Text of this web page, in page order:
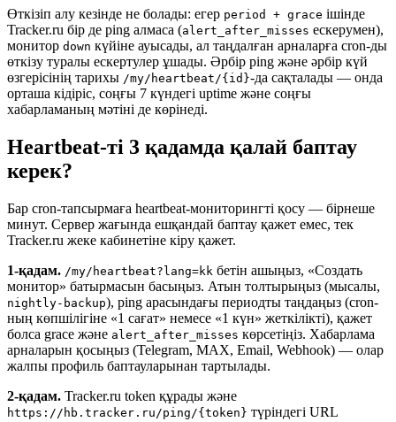
Өткізіп алу кезінде не болады: егер period + grace ішінде
Tracker.ru бір де ping алмаса (alert_after_misses ескерумен),
монитор down күйіне ауысады, ал таңдалған арналарға cron-ды
өткізу туралы ескертулер ұшады. Әрбір ping және әрбір күй
өзгерісінің тарихы /my/heartbeat/{id}-да сақталады — онда
орташа кідіріс, соңғы 7 күндегі uptime және соңғы
хабарламаның мәтіні де көрінеді.
Heartbeat-ті 3 қадамда қалай баптау
керек?
Бар cron-тапсырмаға heartbeat-мониторингті қосу — бірнеше
минут. Сервер жағында ешқандай баптау қажет емес, тек
Tracker.ru жеке кабинетіне кіру қажет.
1-қадам. /my/heartbeat?lang=kk бетін ашыңыз, «Создать
монитор» батырмасын басыңыз. Атын толтырыңыз (мысалы,
nightly-backup), ping арасындағы периодты таңдаңыз (cron-
ның көпшілігіне «1 сағат» немесе «1 күн» жеткілікті), қажет
болса grace және alert_after_misses көрсетіңіз. Хабарлама
арналарын қосыңыз (Telegram, MAX, Email, Webhook) — олар
жалпы профиль баптауларынан тартылады.
2-қадам. Tracker.ru token құрады және
https://hb.tracker.ru/ping/{token} түріндегі URL